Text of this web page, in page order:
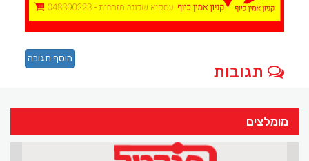
תגובות
הוסף תגובה
מומלצים